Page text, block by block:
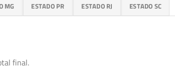
MG ESTADO PR ESTADO RJ ESTADO SC
final.